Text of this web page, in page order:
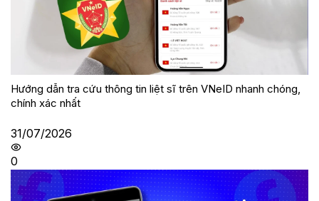
Hướng dẫn tra cứu thông tin liệt sĩ trên VNeID nhanh chóng,
chính xác nhất
31/07/2026
0